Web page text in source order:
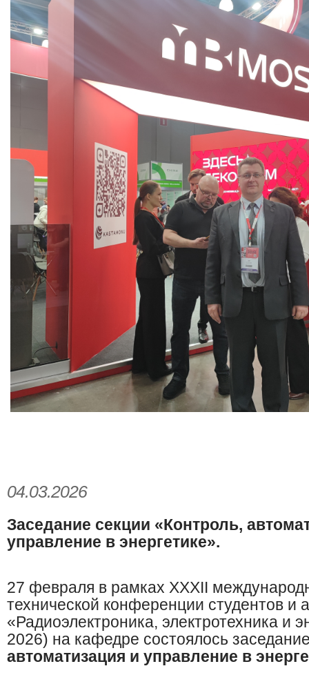
04.03.2026
Заседание секции «Контроль,
управление в энергетике».
27 февраля в рамках XXXII
технической конференции студентов и
«Радиоэлектроника, электротехника и
2026) на кафедре состоялось
автоматизация и управление в